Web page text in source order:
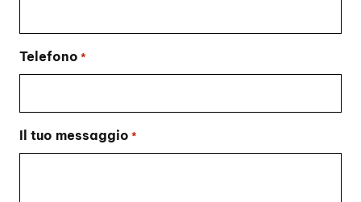
Telefono *
Il tuo messaggio *